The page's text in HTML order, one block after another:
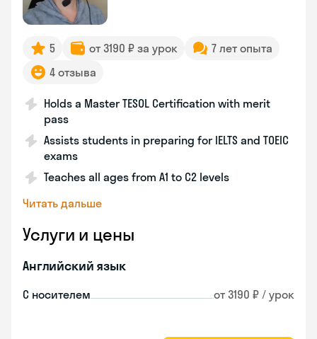
5 от 3190 ₽ за урок
7 лет опыта
4 отзыва
Holds a Master TESOL Certification with merit
pass
Assists students in preparing for IELTS and TOEIC
exams
Teaches all ages from A1 to C2 levels
Читать дальше
Услуги и цены
Английский язык
С носителем от 3190 ₽ / урок